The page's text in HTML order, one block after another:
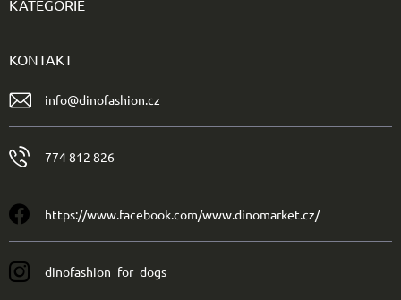
KATEGORIE
KONTAKT
info@dinofashion.cz
774 812 826
https://www.facebook.com/www.dinomarket.cz/
dinofashion_for_dogs